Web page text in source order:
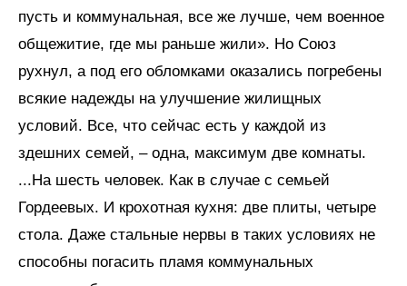
пусть и коммунальная, все же лучше, чем военное
общежитие, где мы раньше жили». Но Союз
рухнул, а под его обломками оказались погребены
всякие надежды на улучшение жилищных
условий. Все, что сейчас есть у каждой из
здешних семей, – одна, максимум две комнаты.
...На шесть человек. Как в случае с семьей
Гордеевых. И крохотная кухня: две плиты, четыре
стола. Даже стальные нервы в таких условиях не
способны погасить пламя коммунальных